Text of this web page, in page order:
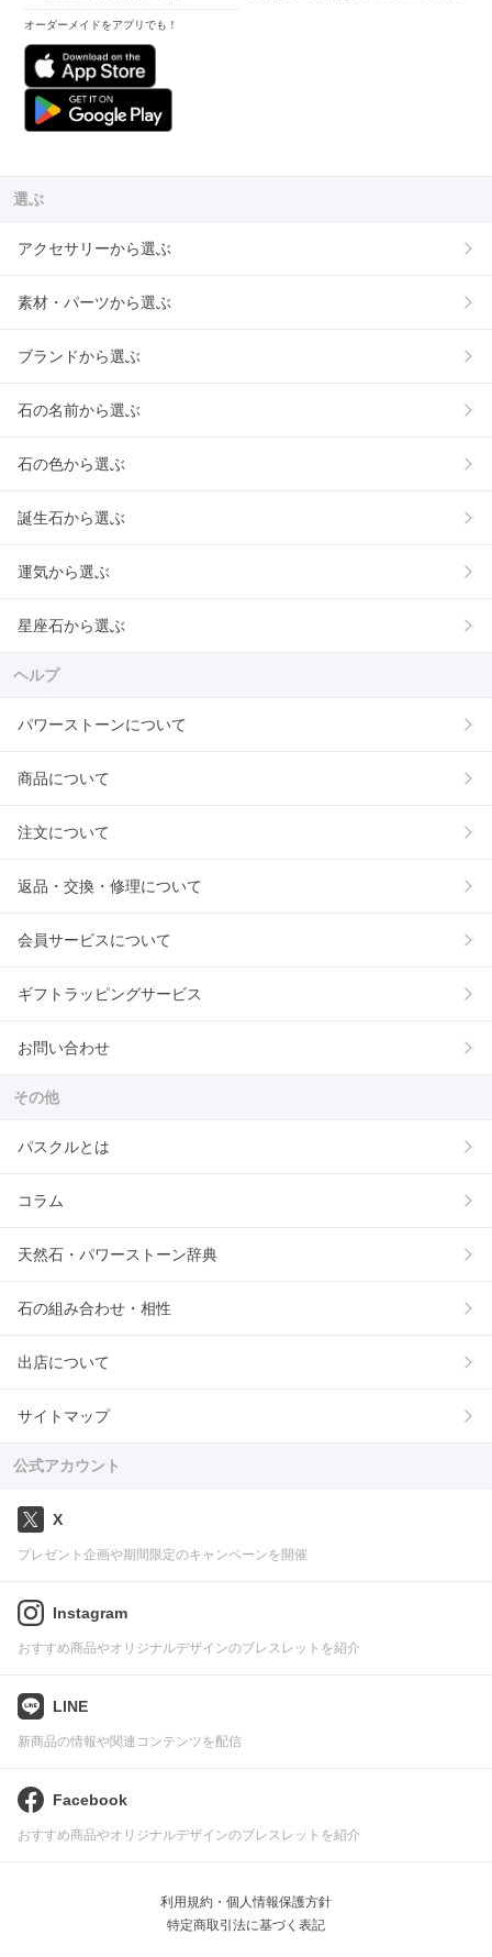
オーダーメイドをアプリでも！
選ぶ
アクセサリーから選ぶ
素材・パーツから選ぶ
ブランドから選ぶ
石の名前から選ぶ
石の色から選ぶ
誕生石から選ぶ
運気から選ぶ
星座石から選ぶ
ヘルプ
パワーストーンについて
商品について
注文について
返品・交換・修理について
会員サービスについて
ギフトラッピングサービス
お問い合わせ
その他
パスクルとは
コラム
天然石・パワーストーン辞典
石の組み合わせ・相性
出店について
サイトマップ
公式アカウント
X
プレゼント企画や期間限定のキャンペーンを開催
Instagram
おすすめ商品やオリジナルデザインのブレスレットを紹介
LINE
新商品の情報や関連コンテンツを配信
Facebook
おすすめ商品やオリジナルデザインのブレスレットを紹介
利用規約・個人情報保護方針
特定商取引法に基づく表記